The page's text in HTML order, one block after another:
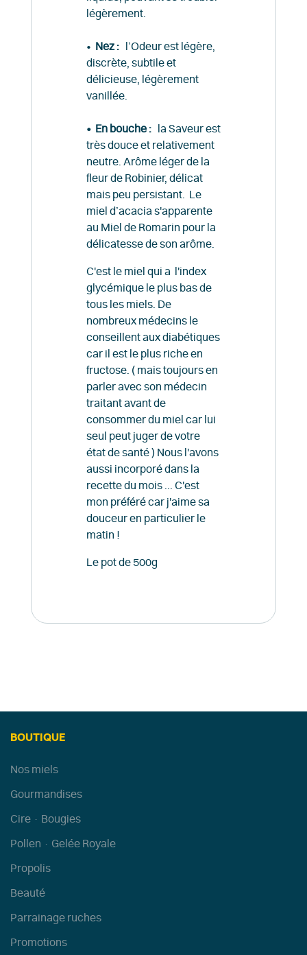
légèrement.
• Nez : l’Odeur est légère,
discrète, subtile et
délicieuse, légèrement
vanillée.
• En bouche :
la Saveur est
très douce et relativement
neutre. Arôme léger de la
fleur de Robinier, délicat
mais peu persistant. Le
miel d’acacia s'apparente
au Miel de Romarin pour la
délicatesse de son arôme.
C'est le miel qui a l'index
glycémique le plus bas de
tous les miels. De
nombreux médecins le
conseillent aux diabétiques
car il est le plus riche en
fructose. ( mais toujours en
parler avec son médecin
traitant avant de
consommer du miel car lui
seul peut juger de votre
état de santé ) Nous l'avons
aussi incorporé dans la
recette du mois ... C'est
mon préféré car j'aime sa
douceur en particulier le
matin !
Le pot de 500g
BOUTIQUE
Nos miels
Gourmandises
Cire · Bougies
Pollen · Gelée Royale
Propolis
Beauté
Parrainage ruches
Promotions